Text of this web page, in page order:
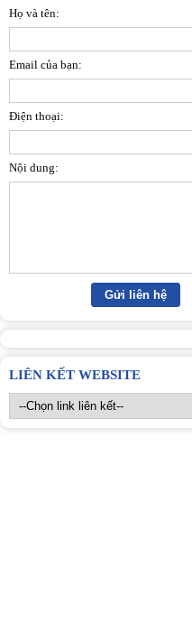
Họ và tên:
Email của bạn:
Điện thoại:
Nội dung:
LIÊN KẾT WEBSITE